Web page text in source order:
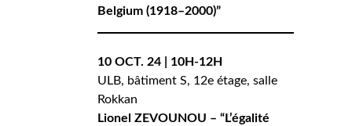
Belgium (1918–2000)”
10 OCT. 24 | 10H-12H
ULB, bâtiment S, 12e étage, salle
Rokkan
Lionel ZEVOUNOU – “L’égalité